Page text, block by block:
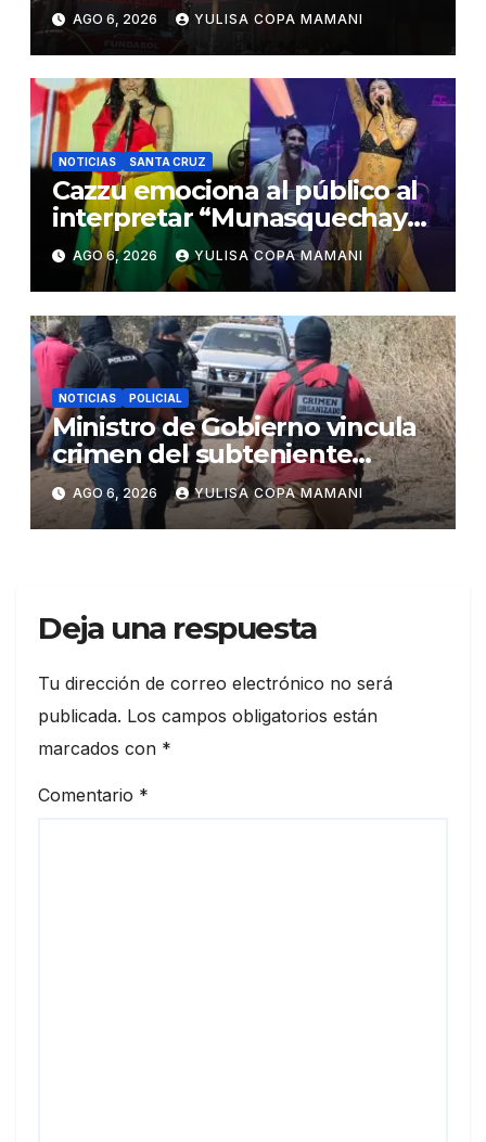
durante la emergencia en
Barrio Lindo
AGO 6, 2026 YULISA COPA MAMANI
NOTICIAS SANTA CRUZ
Cazzu emociona al público al
interpretar “Munasquechay”
en su concierto en Santa Cruz
AGO 6, 2026 YULISA COPA MAMANI
NOTICIAS POLICIAL
Ministro de Gobierno vincula
crimen del subteniente
Salazar con la red de
Sebastián Marset
AGO 6, 2026 YULISA COPA MAMANI
Deja una respuesta
Tu dirección de correo electrónico no será
publicada. Los campos obligatorios están
marcados con *
Comentario *